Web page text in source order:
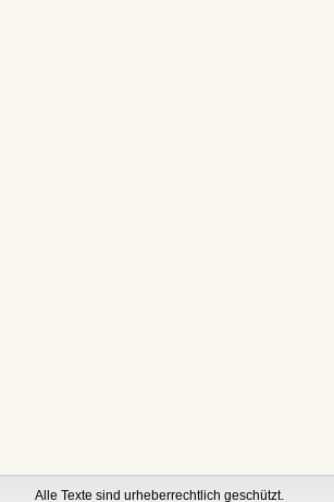
Alle Texte sind urheberrechtlich geschützt.